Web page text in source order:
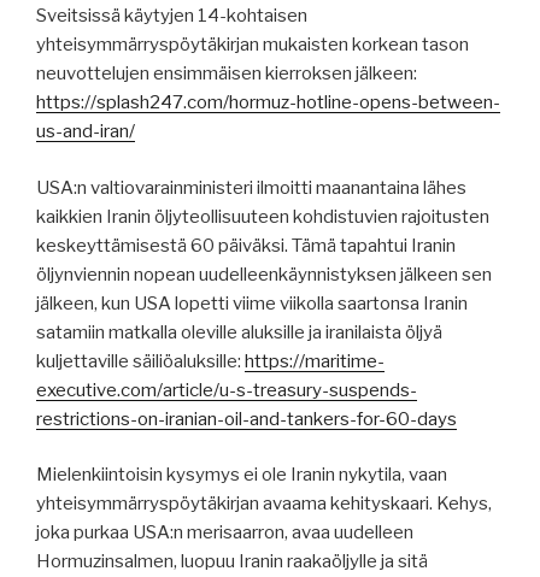
Sveitsissä käytyjen 14-kohtaisen
yhteisymmärryspöytäkirjan mukaisten korkean tason
neuvottelujen ensimmäisen kierroksen jälkeen:
https://splash247.com/hormuz-hotline-opens-between-
us-and-iran/
USA:n valtiovarainministeri ilmoitti maanantaina lähes
kaikkien Iranin öljyteollisuuteen kohdistuvien rajoitusten
keskeyttämisestä 60 päiväksi. Tämä tapahtui Iranin
öljynviennin nopean uudelleenkäynnistyksen jälkeen sen
jälkeen, kun USA lopetti viime viikolla saartonsa Iranin
satamiin matkalla oleville aluksille ja iranilaista öljyä
kuljettaville säiliöaluksille: https://maritime-
executive.com/article/u-s-treasury-suspends-
restrictions-on-iranian-oil-and-tankers-for-60-days
Mielenkiintoisin kysymys ei ole Iranin nykytila, vaan
yhteisymmärryspöytäkirjan avaama kehityskaari. Kehys,
joka purkaa USA:n merisaarron, avaa uudelleen
Hormuzinsalmen, luopuu Iranin raakaöljylle ja sitä